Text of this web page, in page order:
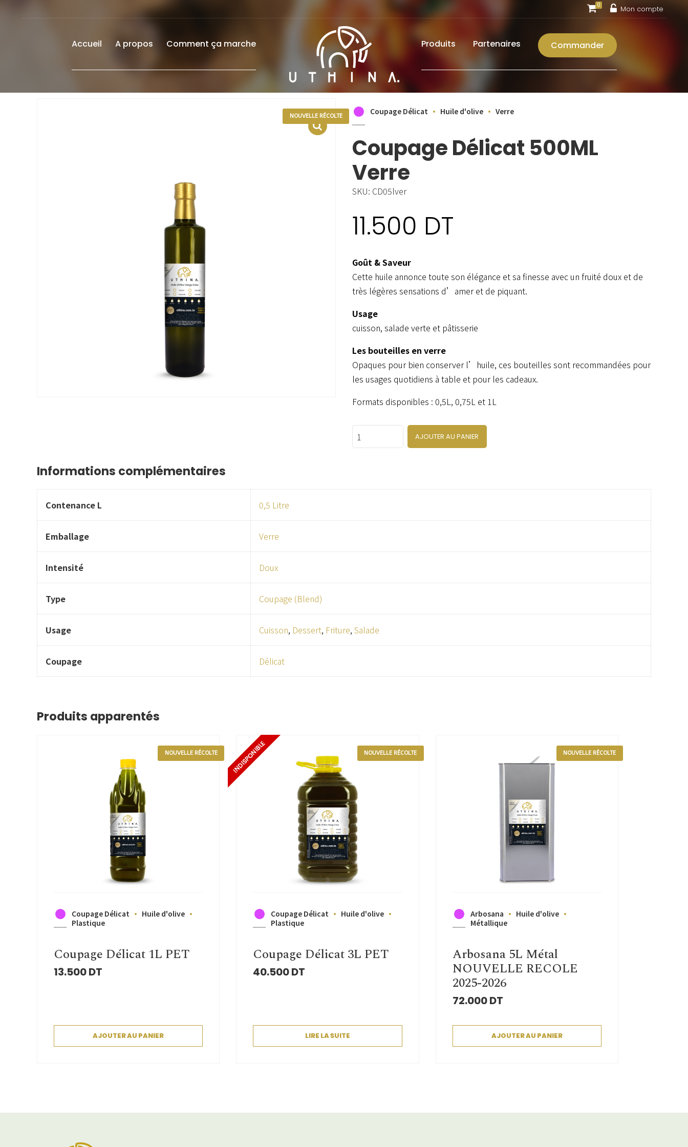
0 Mon compte
Accueil A propos Comment ça marche Produits Partenaires Commander
NOUVELLE RÉCOLTE Coupage Délicat Huile d'olive Verre
Coupage Délicat 500ML
Verre
SKU: CD05lver
11.500 DT
Goût & Saveur
Cette huile annonce toute son élégance et sa finesse avec un fruité doux et de
très légères sensations d’amer et de piquant.
Usage
cuisson, salade verte et pâtisserie
Les bouteilles en verre
Opaques pour bien conserver l’huile, ces bouteilles sont recommandées pour
les usages quotidiens à table et pour les cadeaux.
Formats disponibles : 0,5L, 0,75L et 1L
Quantity AJOUTER AU PANIER
Informations complémentaires
Contenance L 0,5 Litre
Emballage Verre
Intensité Doux
Type Coupage (Blend)
Usage Cuisson, Dessert, Friture, Salade
Coupage Délicat
Produits apparentés
NOUVELLE RÉCOLTE
Coupage Délicat
Huile d'olive
Plastique
Coupage Délicat 1L PET
13.500DT
AJOUTER AU PANIER
NOUVELLE RÉCOLTE
Coupage Délicat
Huile d'olive
Plastique
Coupage Délicat 3L PET
40.500DT
LIRE LA SUITE
NOUVELLE RÉCOLTE
Arbosana
Huile d'olive
Métallique
Arbosana 5L Métal
NOUVELLE RECOLE
2025-2026
72.000DT
AJOUTER AU PANIER